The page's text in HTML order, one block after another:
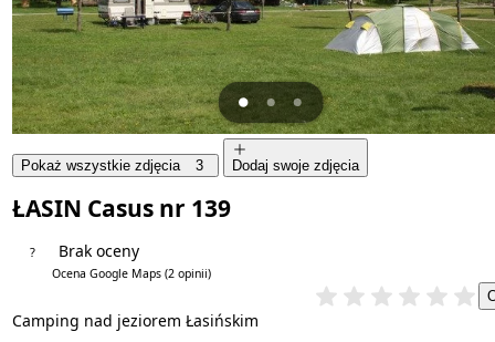
Pokaż wszystkie zdjęcia 3 Dodaj swoje zdjęcia
ŁASIN Casus nr 139
? Brak oceny
Ocena Google Maps(2 opinii)
Camping nad jeziorem Łasińskim